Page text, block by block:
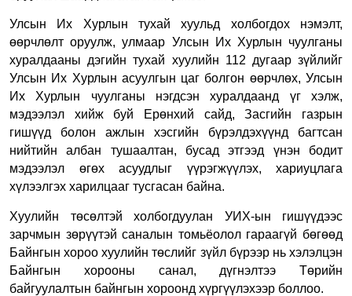
Улсын Их Хурлын тухай хуульд холбогдох нэмэлт,
өөрчлөлт оруулж, улмаар Улсын Их Хурлын чуулганы
хуралдааны дэгийн тухай хуулийн 112 дугаар зүйлийг
Улсын Их Хурлын асуулгын цаг болгон өөрчлөх, Улсын
Их Хурлын чуулганы нэгдсэн хуралдаанд үг хэлж,
мэдээлэл хийж буй Ерөнхий сайд, Засгийн газрын
гишүүд болон ажлын хэсгийн бүрэлдэхүүнд багтсан
нийтийн албан тушаалтан, бусад этгээд үнэн бодит
мэдээлэл өгөх асуудлыг үүрэгжүүлэх, хариуцлага
хүлээлгэх харилцааг тусгасан байна.
Хуулийн төсөлтэй холбогдуулан УИХ-ын гишүүдээс
зарчмын зөрүүтэй саналын томьёолол гараагүй бөгөөд
Байнгын хороо хуулийн төслийг зүйл бүрээр нь хэлэлцэн
Байнгын хорооны санал, дүгнэлтээ Төрийн
байгуулалтын байнгын хороонд хүргүүлэхээр боллоо.